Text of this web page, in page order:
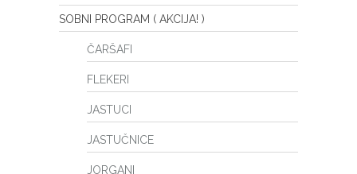
SOBNI PROGRAM ( AKCIJA! )
ČARŠAFI
FLEKERI
JASTUCI
JASTUČNICE
JORGANI